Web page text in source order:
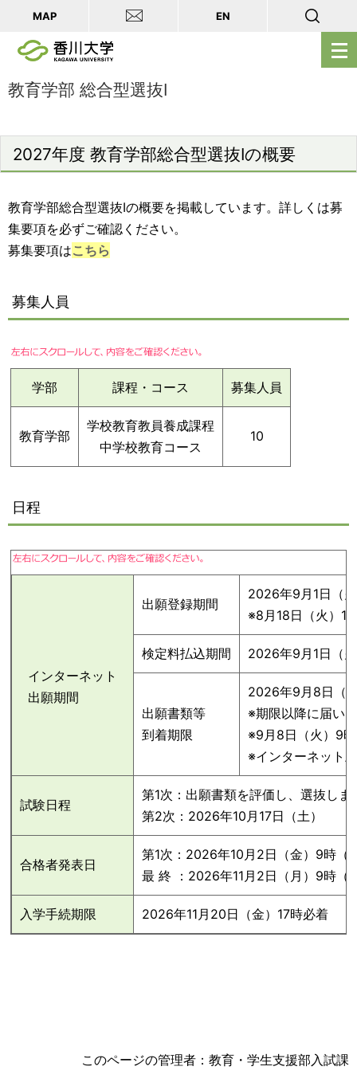
メ
ニ
く
MAP EN
教育学部 総合型選抜Ⅰ
2027年度 教育学部総合型選抜Ⅰの概要
教育学部総合型選抜Ⅰの概要を掲載しています。詳しくは募
集要項を必ずご確認ください。
募集要項はこちら
募集人員
学部 課程・コース 募集人員
教育学部
学校教育教員養成課程
中学校教育コース
10
日程
インターネット
出願期間
出願登録期間
2026年9月1日（
※8月18日（火）
検定料払込期間 2026年9月1日（
出願書類等
到着期限
2026年9月8日（
※期限以降に届い
※9月8日（火）9
※インターネット
試験日程
第1次：出願書類を評価し、選抜しま
第2次：2026年10月17日（土）
合格者発表日
第1次：2026年10月2日（金）9時（
最 終 ：2026年11月2日（月）9時（
入学手続期限 2026年11月20日（金）17時必着
このページの管理者：教育・学生支援部入試課